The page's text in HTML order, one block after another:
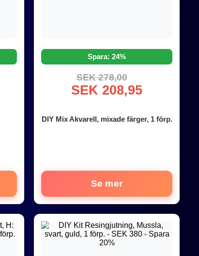
Spara: 24%
SEK 278,00
SEK 208,95
DIY Mix Akvarell, mixade färger, 1 förp.
Se mer